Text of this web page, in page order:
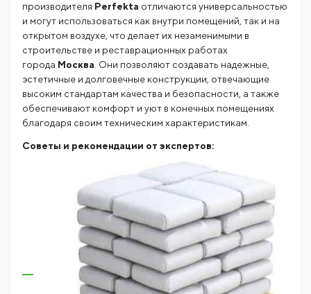
производителя Perfekta отличаются универсальностью
и могут использоваться как внутри помещений, так и на
открытом воздухе, что делает их незаменимыми в
строительстве и реставрационных работах
города Москва . Они позволяют создавать надежные,
эстетичные и долговечные конструкции, отвечающие
высоким стандартам качества и безопасности, а также
обеспечивают комфорт и уют в конечных помещениях
благодаря своим техническим характеристикам.
Советы и рекомендации от экспертов: